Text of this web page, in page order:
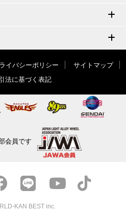
イバシーポリシー
サイトマップ
法に基づく表記
会員です
KAN BEST inc.